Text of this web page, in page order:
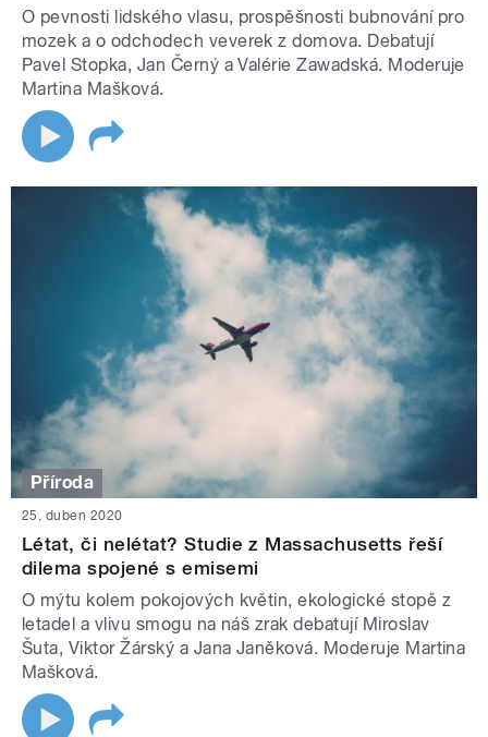
O pevnosti lidského vlasu, prospěšnosti bubnování pro
mozek a o odchodech veverek z domova. Debatují
Pavel Stopka, Jan Černý a Valérie Zawadská. Moderuje
Martina Mašková.
Příroda
25. duben 2020
Létat, či nelétat? Studie z Massachusetts řeší
dilema spojené s emisemi
O mýtu kolem pokojových květin, ekologické stopě z
letadel a vlivu smogu na náš zrak debatují Miroslav
Šuta, Viktor Žárský a Jana Janěková. Moderuje Martina
Mašková.